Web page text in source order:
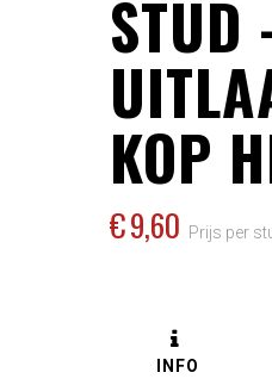
STUD
KOP
€ 9,60 Prijs per
INFO